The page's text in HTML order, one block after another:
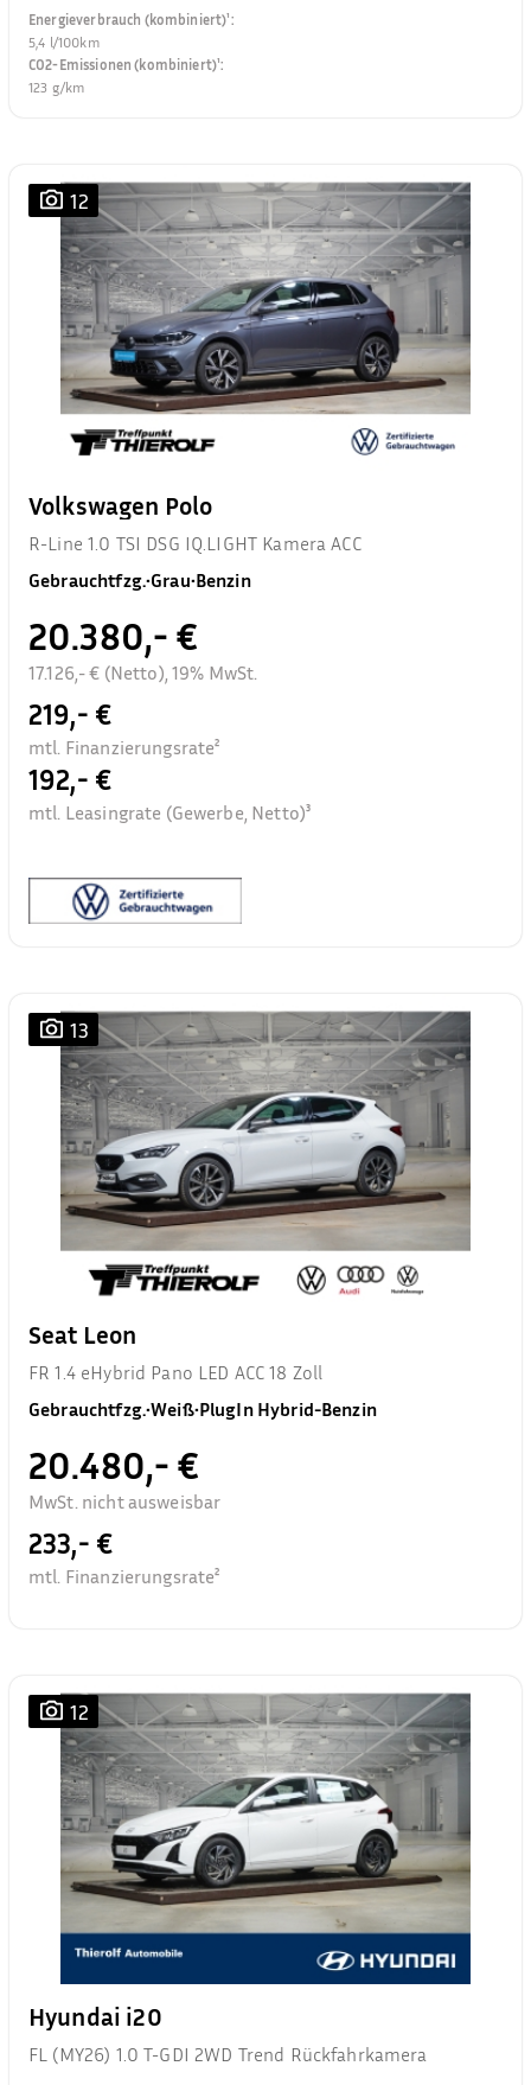
Energieverbrauch (kombiniert)¹:
5,4 l/100km
CO2-Emissionen (kombiniert)¹:
123 g/km
12
Volkswagen Polo
R-Line 1.0 TSI DSG IQ.LIGHT Kamera ACC
Gebrauchtfzg.•Grau•Benzin
20.380,- €
17.126,- € (Netto), 19% MwSt.
219,- €
mtl. Finanzierungsrate²
192,- €
mtl. Leasingrate (Gewerbe, Netto)³
13
Seat Leon
FR 1.4 eHybrid Pano LED ACC 18 Zoll
Gebrauchtfzg.•Weiß•PlugIn Hybrid-Benzin
20.480,- €
MwSt. nicht ausweisbar
233,- €
mtl. Finanzierungsrate²
12
Hyundai i20
FL (MY26) 1.0 T-GDI 2WD Trend Rückfahrkamera